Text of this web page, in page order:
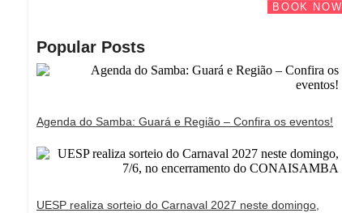
BOOK NOW
Popular Posts
Agenda do Samba: Guará e Região – Confira os eventos!
UESP realiza sorteio do Carnaval 2027 neste domingo,